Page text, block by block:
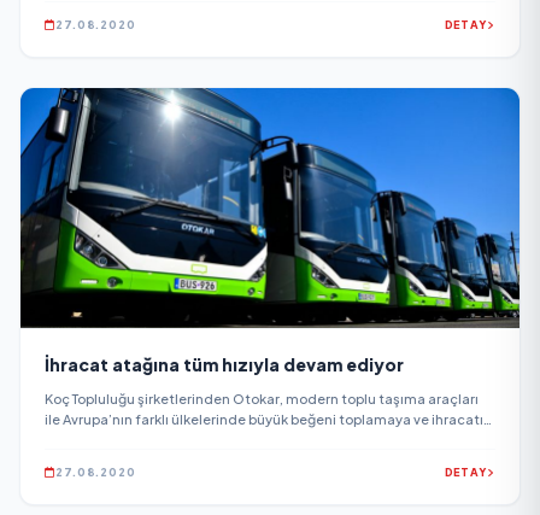
operasyonel değişiklikler gerçekleştiriyor.
27.08.2020 DETAY
İhracat atağına tüm hızıyla devam ediyor
Koç Topluluğu şirketlerinden Otokar, modern toplu taşıma araçları
ile Avrupa’nın farklı ülkelerinde büyük beğeni toplamaya ve ihracatını
27.08.2020 DETAY